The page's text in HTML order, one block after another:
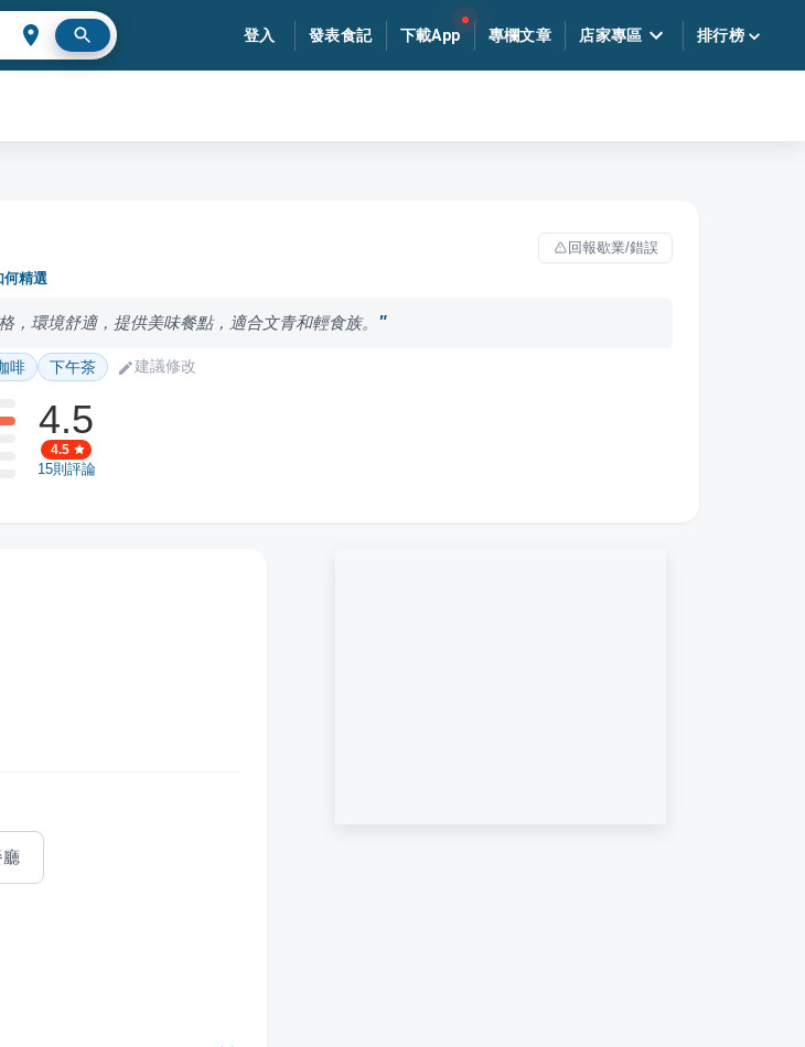
登入 發表食記 下載App 專欄文章 店家專區 排行榜
回報歇業/錯誤
何精選
，環境舒適，提供美味餐點，適合文青和輕食族。
啡 下午茶 建議修改
4.5
4.5
15則評論